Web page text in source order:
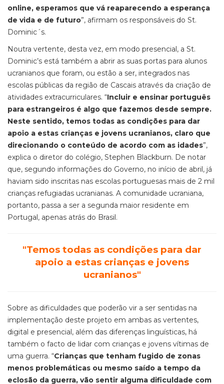
online, esperamos que vá reaparecendo a esperança
de vida e de futuro”, afirmam os responsáveis do St.
Dominic´s.
Noutra vertente, desta vez, em modo presencial, a St.
Dominic’s está também a abrir as suas portas para alunos
ucranianos que foram, ou estão a ser, integrados nas
escolas públicas da região de Cascais através da criação de
atividades extracurriculares. “Incluir e ensinar português
para estrangeiros é algo que fazemos desde sempre.
Neste sentido, temos todas as condições para dar
apoio a estas crianças e jovens ucranianos, claro que
direcionando o conteúdo de acordo com as idades”,
explica o diretor do colégio, Stephen Blackburn. De notar
que, segundo informações do Governo, no início de abril, já
haviam sido inscritas nas escolas portuguesas mais de 2 mil
crianças refugiadas ucranianas. A comunidade ucraniana,
portanto, passa a ser a segunda maior residente em
Portugal, apenas atrás do Brasil.
"Temos todas as condições para dar
apoio a estas crianças e jovens
ucranianos"
Sobre as dificuldades que poderão vir a ser sentidas na
implementação deste projeto em ambas as vertentes,
digital e presencial, além das diferenças linguísticas, há
também o facto de lidar com crianças e jovens vítimas de
uma guerra. “Crianças que tenham fugido de zonas
menos problemáticas ou mesmo saído a tempo da
eclosão da guerra, vão sentir alguma dificuldade com